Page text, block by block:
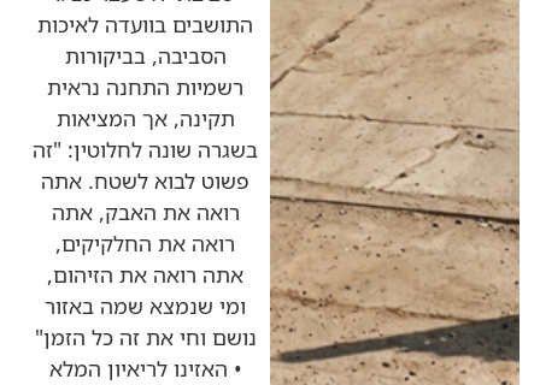
התושבים בוועדה לאיכות
הסביבה, בביקורות
רשמיות התחנה נראית
תקינה, אך המציאות
בשגרה שונה לחלוטין: "זה
פשוט לבוא לשטח. אתה
רואה את האבק, אתה
רואה את החלקיקים,
אתה רואה את הזיהום,
ומי שנמצא שמה באזור
נושם וחי את זה כל הזמן"
• האזינו לריאיון המלא